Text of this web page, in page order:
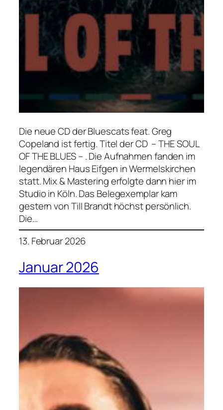
Die neue CD der Bluescats feat. Greg
Copeland ist fertig. Titel der CD – THE SOUL
OF THE BLUES – . Die Aufnahmen fanden im
legendären Haus Eifgen in Wermelskirchen
statt. Mix & Mastering erfolgte dann hier im
Studio in Köln. Das Belegexemplar kam
gestern von Till Brandt höchst persönlich.
Die…
13. Februar 2026
Januar 2026